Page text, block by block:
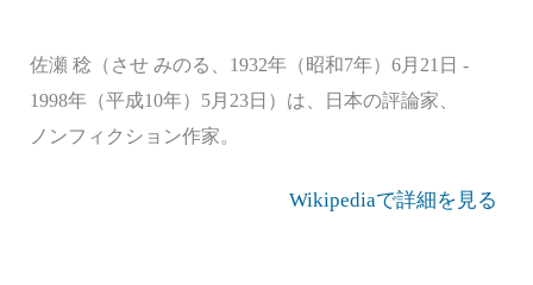
佐瀬 稔（させ みのる、1932年（昭和7年）6月21日 -
1998年（平成10年）5月23日）は、日本の評論家、
ノンフィクション作家。
Wikipediaで詳細を見る